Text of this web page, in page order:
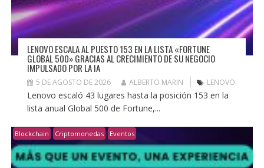
LENOVO ESCALA AL PUESTO 153 EN LA LISTA «FORTUNE
GLOBAL 500» GRACIAS AL CRECIMIENTO DE SU NEGOCIO
IMPULSADO POR LA IA
5 DE AGOSTO DE 2026 ALBERTO MARIN LENOVO
Lenovo escaló 43 lugares hasta la posición 153 en la
lista anual Global 500 de Fortune,...
Blockchain Criptomonedas Eventos